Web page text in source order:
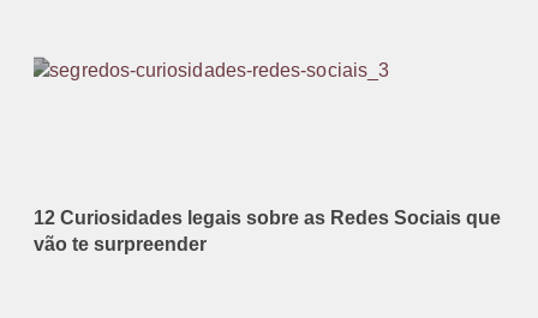
12 Curiosidades legais sobre as Redes Sociais que
vão te surpreender